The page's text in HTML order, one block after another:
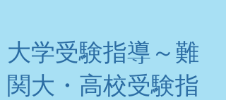
大学受験指導～難
関大・高校受験指